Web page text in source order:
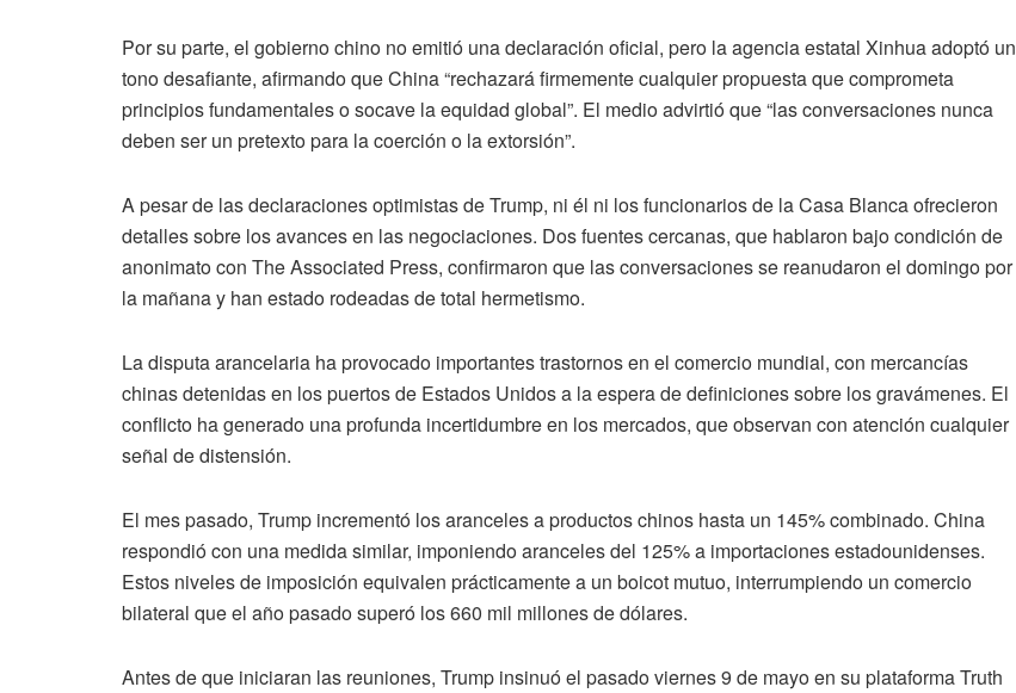
Porsu parte, el gobiernochino noemitió unadeclaración oficial, pero laagenciaestatal Xinhuaadoptó un
tonodesafiante, afirmandoqueChina “rechazaráfirmementecualquierpropuestaquecomprometa
principiosfundamentalesosocave laequidad global”. El medioadvirtióque “lasconversaciones nunca
deben serun pretextopara lacoerción o laextorsión”.
Apesarde lasdeclaracionesoptimistasdeTrump, ni él ni losfuncionariosde laCasa Blancaofrecieron
detallessobre losavancesen las negociaciones. Dosfuentescercanas, que hablaron bajocondición de
anonimatocon TheAssociated Press, confirmaron que lasconversacionesse reanudaron el domingopor
la mañanay han estado rodeadasdetotal hermetismo.
Ladisputaarancelaria haprovocado importantestrastornosen el comercio mundial, con mercancías
chinasdetenidasen lospuertosde Estados Unidosa laesperadedefinicionessobre losgravámenes. El
conflicto hagenerado unaprofunda incertidumbreen los mercados, queobservan con atención cualquier
señal dedistensión.
El mespasado, Trump incrementó losarancelesaproductoschinos hasta un 145%combinado. China
respondiócon una medidasimilar, imponiendoarancelesdel 125%a importacionesestadounidenses.
Estos nivelesde imposición equivalen prácticamentea un boicot mutuo, interrumpiendo un comercio
bilateral queel añopasadosuperó los660 mil millonesdedólares.
Antesdeque iniciaran las reuniones, Trump insinuóel pasadoviernes9 de mayoen su plataformaTruth